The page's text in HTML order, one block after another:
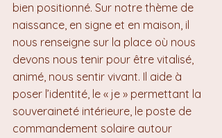
bien positionné. Sur notre thème de
naissance, en signe et en maison, il
nous renseigne sur la place où nous
devons nous tenir pour être vitalisé,
animé, nous sentir vivant. Il aide à
poser l’identité, le « je » permettant la
souveraineté intérieure, le poste de
commandement solaire autour